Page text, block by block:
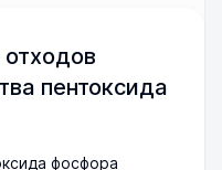
отходов
пентоксида
фосфора